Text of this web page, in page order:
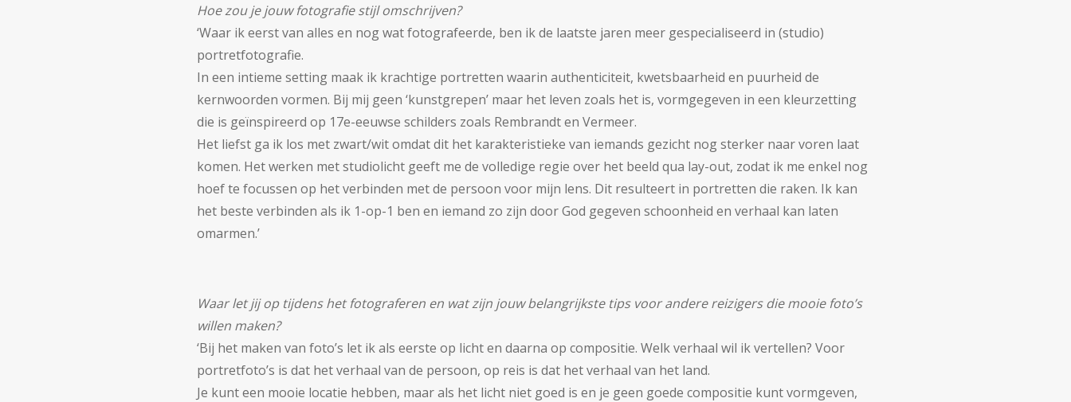
Hoe zou je jouw fotografie stijl omschrijven?
‘Waar ik eerst van alles en nog wat fotografeerde, ben ik de laatste jaren meer gespecialiseerd in (studio)
portretfotografie.
In een intieme setting maak ik krachtige portretten waarin authenticiteit, kwetsbaarheid en puurheid de
kernwoorden vormen. Bij mij geen ‘kunstgrepen’ maar het leven zoals het is, vormgegeven in een kleurzetting
die is geïnspireerd op 17e-eeuwse schilders zoals Rembrandt en Vermeer.
Het liefst ga ik los met zwart/wit omdat dit het karakteristieke van iemands gezicht nog sterker naar voren laat
komen. Het werken met studiolicht geeft me de volledige regie over het beeld qua lay-out, zodat ik me enkel nog
hoef te focussen op het verbinden met de persoon voor mijn lens. Dit resulteert in portretten die raken. Ik kan
het beste verbinden als ik 1-op-1 ben en iemand zo zijn door God gegeven schoonheid en verhaal kan laten
omarmen.’
Waar let jij op tijdens het fotograferen en wat zijn jouw belangrijkste tips voor andere reizigers die mooie foto’s
willen maken?
‘Bij het maken van foto’s let ik als eerste op licht en daarna op compositie. Welk verhaal wil ik vertellen? Voor
portretfoto’s is dat het verhaal van de persoon, op reis is dat het verhaal van het land.
Je kunt een mooie locatie hebben, maar als het licht niet goed is en je geen goede compositie kunt vormgeven,